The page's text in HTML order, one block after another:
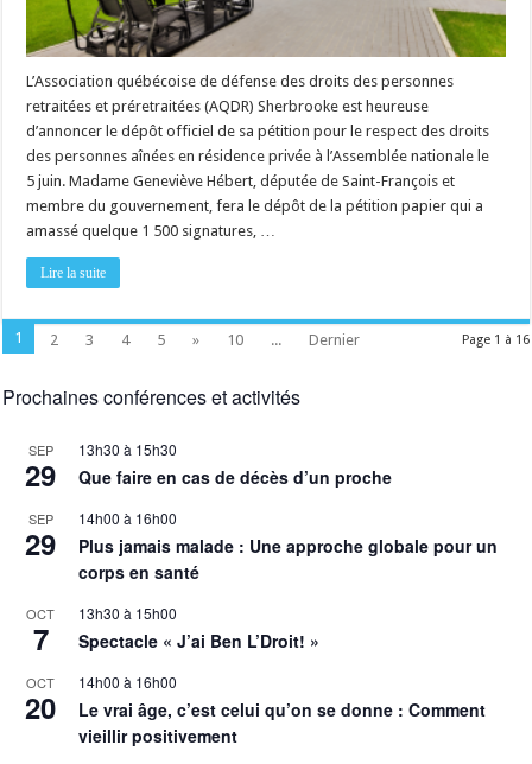
L’Association québécoise de défense des droits des personnes
retraitées et préretraitées (AQDR) Sherbrooke est heureuse
d’annoncer le dépôt officiel de sa pétition pour le respect des droits
des personnes aînées en résidence privée à l’Assemblée nationale le
5 juin. Madame Geneviève Hébert, députée de Saint-François et
membre du gouvernement, fera le dépôt de la pétition papier qui a
amassé quelque 1 500 signatures, …
Lire la suite
Page 1 à 16
1 2 3 4 5 » 10 ... Dernier
Prochaines conférences et activités
SEP
29
13h30 à 15h30
Que faire en cas de décès d’un proche
SEP
29
14h00 à 16h00
Plus jamais malade : Une approche globale pour un
corps en santé
OCT
7
13h30 à 15h00
Spectacle « J’ai Ben L’Droit! »
OCT
20
14h00 à 16h00
Le vrai âge, c’est celui qu’on se donne : Comment
vieillir positivement